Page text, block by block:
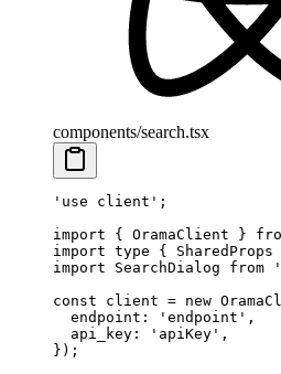
components/search.tsx
'use client' ;
import { OramaClient }
import type {
import SearchDialog from
const client = new
  endpoint:
'endpoint' ,
  api_key:
'apiKey' ,
});